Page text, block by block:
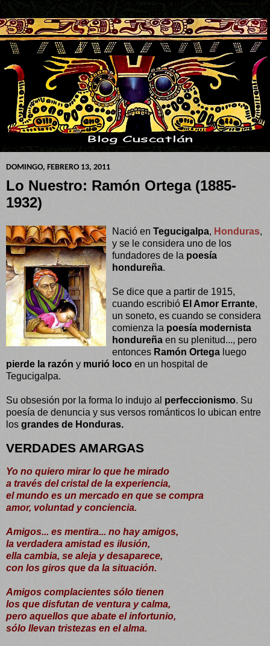
DOMINGO, FEBRERO 13, 2011
Lo Nuestro: Ramón Ortega (1885-
1932)
Nació en Tegucigalpa, Honduras,
y se le considera uno de los
fundadores de la poesía
hondureña.
Se dice que a partir de 1915,
cuando escribió El Amor Errante,
un soneto, es cuando se considera
comienza la poesía modernista
hondureña en su plenitud..., pero
entonces Ramón Ortega luego
pierde la razón y murió loco en un hospital de
Tegucigalpa.
Su obsesión por la forma lo indujo al perfeccionismo. Su
poesía de denuncia y sus versos románticos lo ubican entre
los grandes de Honduras.
VERDADES AMARGAS
Yo no quiero mirar lo que he mirado
a través del cristal de la experiencia,
el mundo es un mercado en que se compra
amor, voluntad y conciencia.
Amigos... es mentira... no hay amigos,
la verdadera amistad es ilusión,
ella cambia, se aleja y desaparece,
con los giros que da la situación.
Amigos complacientes sólo tienen
los que disfutan de ventura y calma,
pero aquellos que abate el infortunio,
sólo llevan tristezas en el alma.